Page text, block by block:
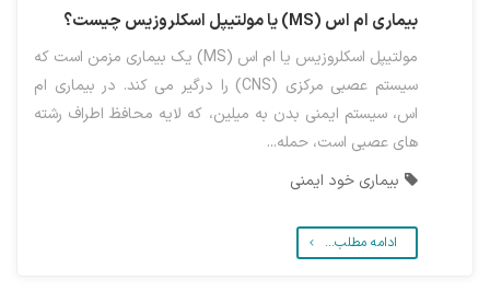
بیماری ام اس (MS) یا مولتیپل اسکلروزیس چیست؟
مولتیپل اسکلروزیس یا ام اس (MS) یک بیماری مزمن است که
سیستم عصبی مرکزی (CNS) را درگیر می کند. در بیماری ام
اس، سیستم ایمنی بدن به میلین، که لایه محافظ اطراف رشته
های عصبی است، حمله...
بیماری خود ایمنی
ادامه مطلب...